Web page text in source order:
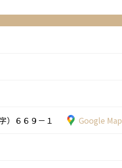
）６６９－１ Google Map